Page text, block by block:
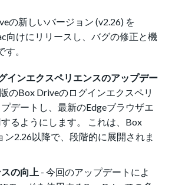
の新しいバージョン (v2.26) を
向けにリリースし、バグの修正と機
。
インエクスペリエンスのアップデー
のBox Driveのログインエクスペリ
デートし、最新のEdgeブラウザエ
するようにします。 これは、Box
ン2.26以降で、段階的に展開されま
の向上 -今回のアップデートによ